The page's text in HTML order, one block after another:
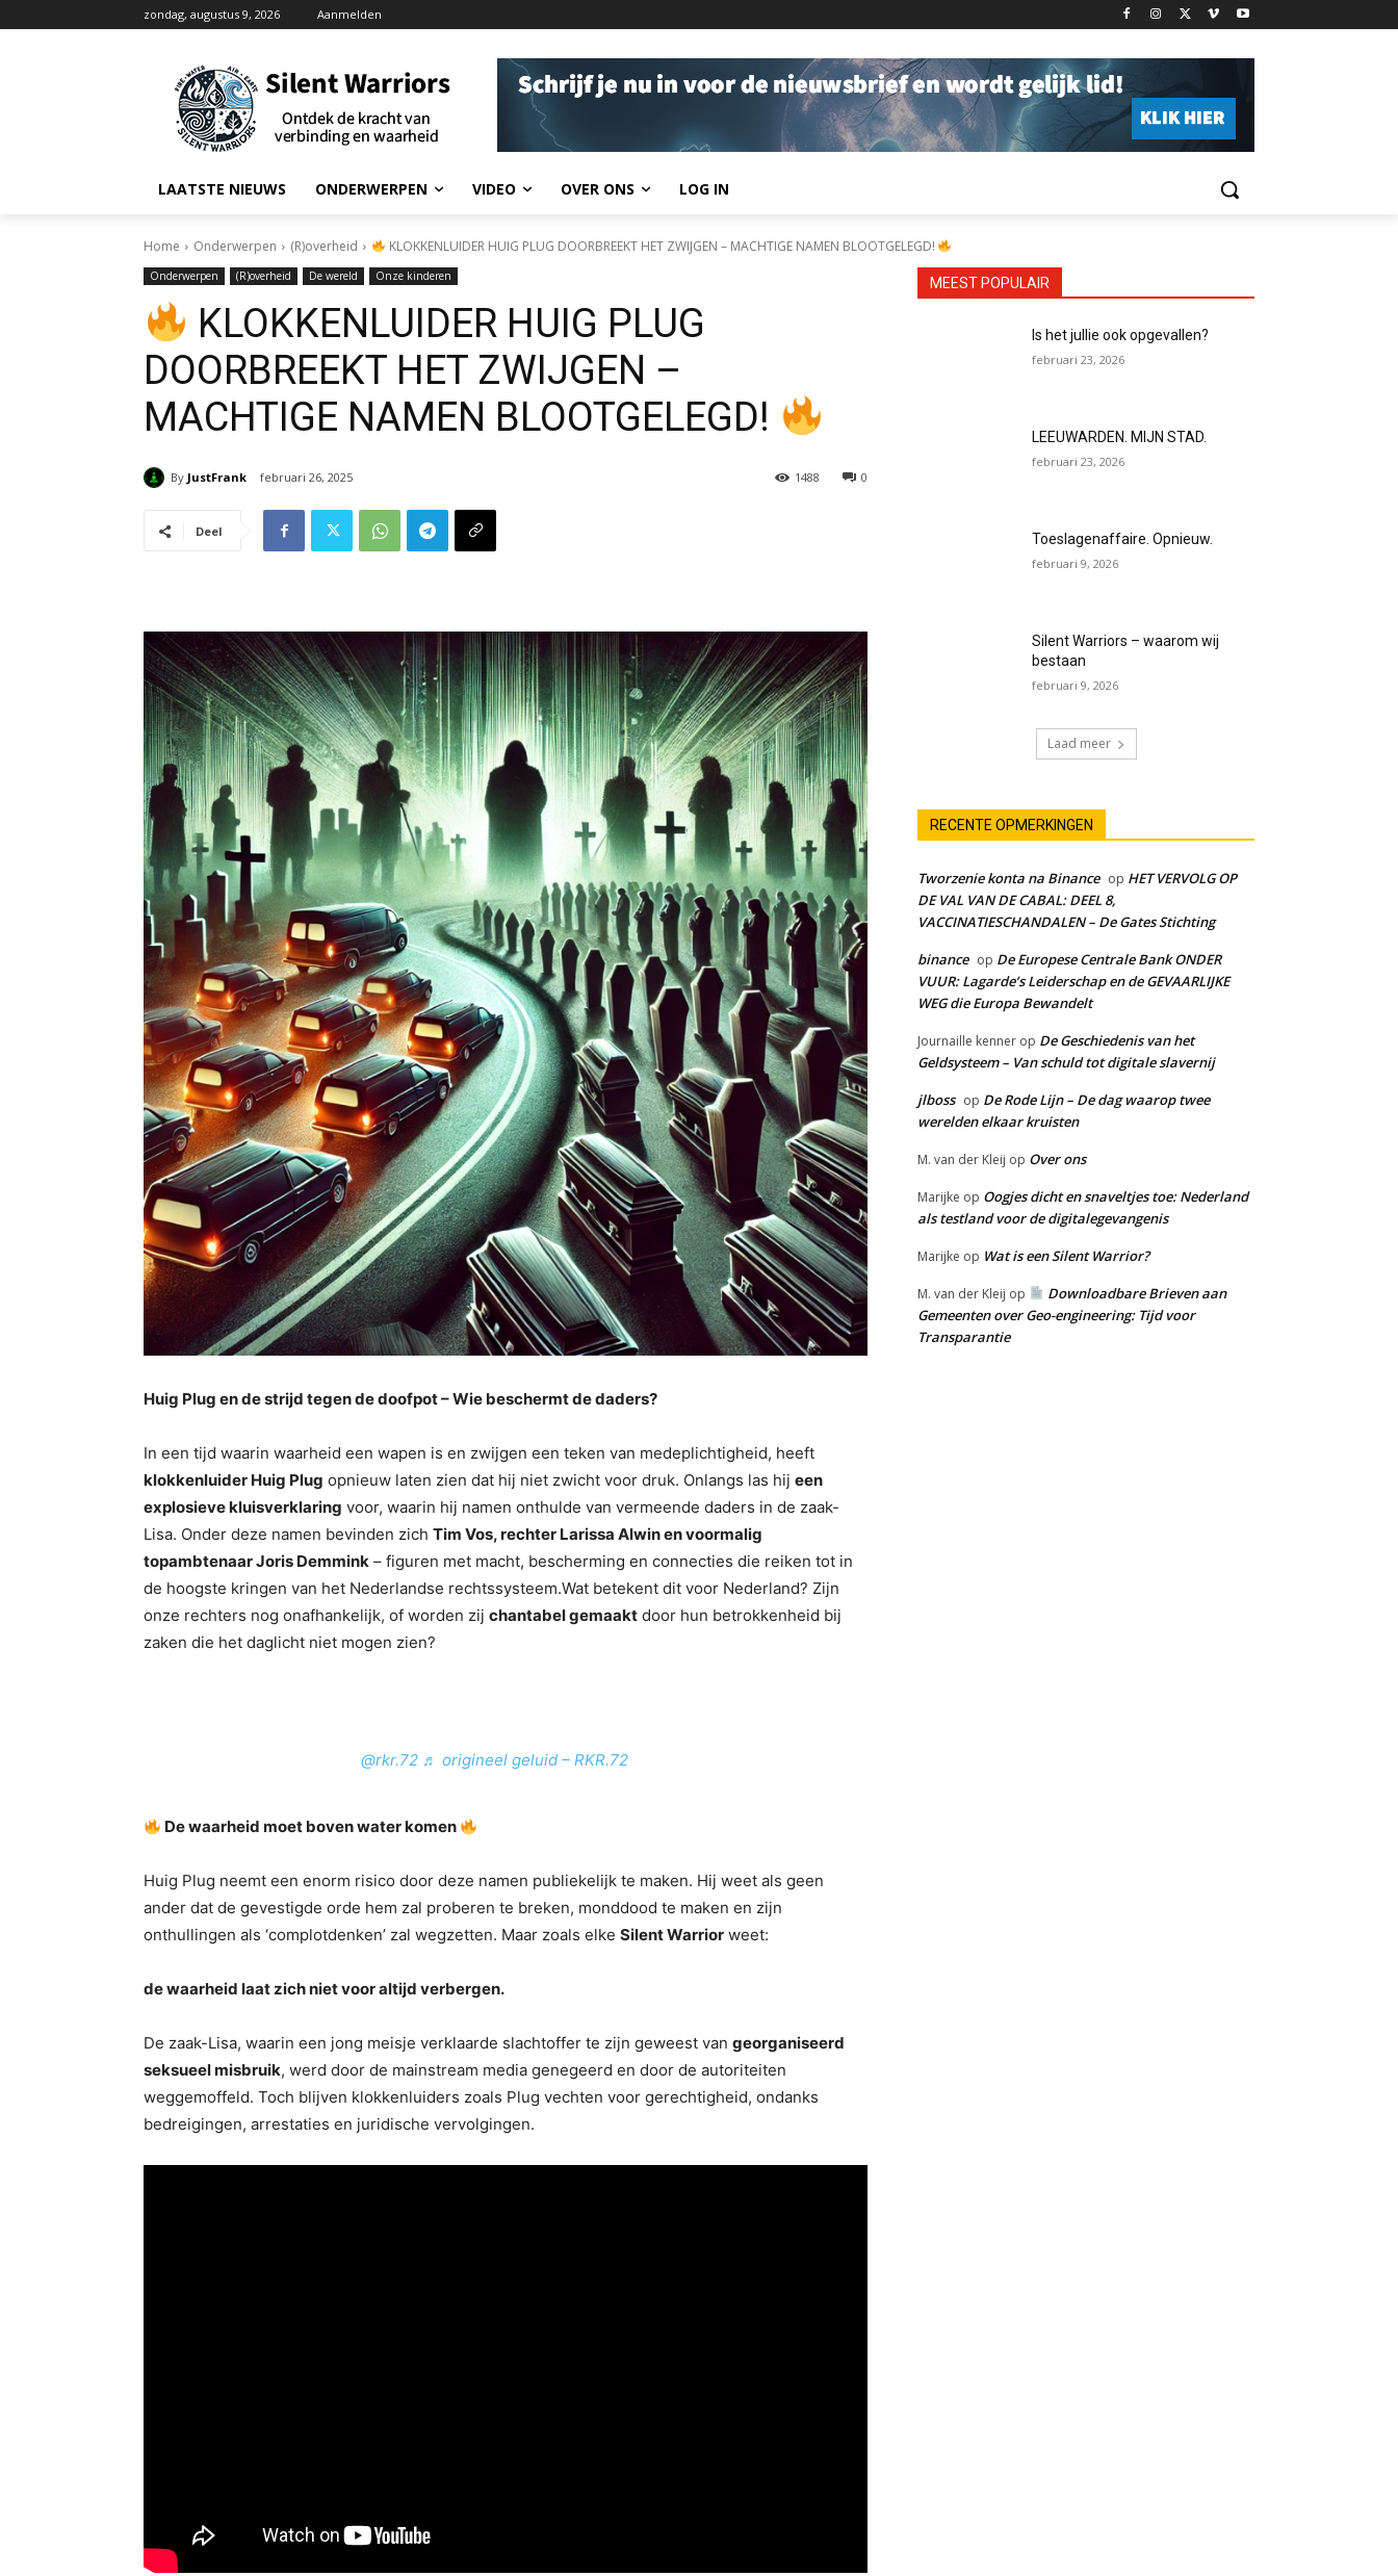
zondag, augustus 9, 2026 Aanmelden
LAATSTE NIEUWS ONDERWERPEN VIDEO OVER ONS LOG IN
Home Onderwerpen (R)overheid KLOKKENLUIDER HUIG PLUG DOORBREEKT HET ZWIJGEN – MACHTIGE NAMEN BLOOTGELEGD!
Onderwerpen (R)overheid De wereld Onze kinderen
KLOKKENLUIDER HUIG PLUG
DOORBREEKT HET ZWIJGEN –
MACHTIGE NAMEN BLOOTGELEGD!
By JustFrank februari 26, 2025 0
1488
Deel
Huig Plug en de strijd tegen de doofpot – Wie beschermt de daders?
In een tijd waarin waarheid een wapen is en zwijgen een teken van medeplichtigheid, heeft
klokkenluider Huig Plug opnieuw laten zien dat hij niet zwicht voor druk. Onlangs las hij een
explosieve kluisverklaring voor, waarin hij namen onthulde van vermeende daders in de zaak-
Lisa. Onder deze namen bevinden zich Tim Vos, rechter Larissa Alwin en voormalig
topambtenaar Joris Demmink – figuren met macht, bescherming en connecties die reiken tot in
de hoogste kringen van het Nederlandse rechtssysteem.Wat betekent dit voor Nederland? Zijn
onze rechters nog onafhankelijk, of worden zij chantabel gemaakt door hun betrokkenheid bij
zaken die het daglicht niet mogen zien?
@rkr.72 ♬ origineel geluid – RKR.72
De waarheid moet boven water komen
Huig Plug neemt een enorm risico door deze namen publiekelijk te maken. Hij weet als geen
ander dat de gevestigde orde hem zal proberen te breken, monddood te maken en zijn
onthullingen als ‘complotdenken’ zal wegzetten. Maar zoals elke Silent Warrior weet:
de waarheid laat zich niet voor altijd verbergen.
De zaak-Lisa, waarin een jong meisje verklaarde slachtoffer te zijn geweest van georganiseerd
seksueel misbruik, werd door de mainstream media genegeerd en door de autoriteiten
weggemoffeld. Toch blijven klokkenluiders zoals Plug vechten voor gerechtigheid, ondanks
bedreigingen, arrestaties en juridische vervolgingen.
MEEST POPULAIR
Is het jullie ook opgevallen?
februari 23, 2026
LEEUWARDEN. MIJN STAD.
februari 23, 2026
Toeslagenaffaire. Opnieuw.
februari 9, 2026
Silent Warriors – waarom wij
bestaan
februari 9, 2026
Laad meer
RECENTE OPMERKINGEN
Tworzenie konta na Binance op HET VERVOLG OP
DE VAL VAN DE CABAL: DEEL 8,
VACCINATIESCHANDALEN – De Gates Stichting
binance op De Europese Centrale Bank ONDER
VUUR: Lagarde’s Leiderschap en de GEVAARLIJKE
WEG die Europa Bewandelt
Journaille kenner op De Geschiedenis van het
Geldsysteem – Van schuld tot digitale slavernij
jlboss op De Rode Lijn – De dag waarop twee
werelden elkaar kruisten
M. van der Kleij op Over ons
Marijke op Oogjes dicht en snaveltjes toe: Nederland
als testland voor de digitalegevangenis
Marijke op Wat is een Silent Warrior?
M. van der Kleij op
Downloadbare Brieven aan
Gemeenten over Geo-engineering: Tijd voor
Transparantie